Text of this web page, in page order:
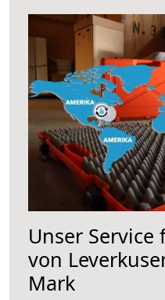
Unser
von
Mark